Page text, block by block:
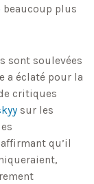
beaucoup plus
sont soulevées
a éclaté pour la
critiques
sur les
qu’il